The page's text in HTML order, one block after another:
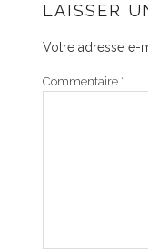
LAISSER
Votre adresse e-
Commentaire *